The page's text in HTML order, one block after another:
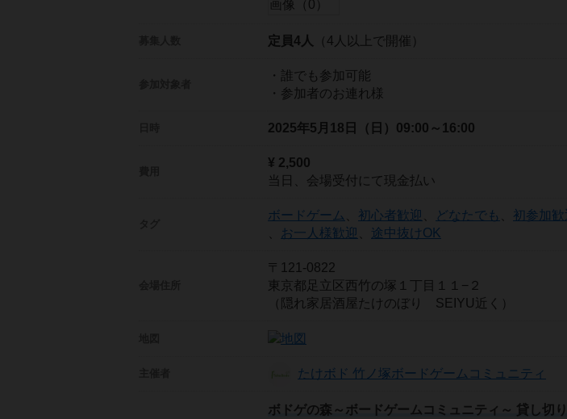
定員4人 （4人以上で開催）
・誰でも参加可能
・参加者のお連れ様
2025年5月18日（日） 09:00～16:00
¥ 2,500
当日、会場受付にて現金払い
ボードゲーム 初心者歓迎 どなたでも 初参加歓
お一人様歓迎 途中抜けOK
〒121-0822
東京都足立区西竹の塚１丁目１１−２
（隠れ家居酒屋たけのぼり SEIYU近く）
たけボド 竹ノ塚ボードゲームコミュニティ
ボドゲの森～ボードゲームコミュニティ～ 貸し切